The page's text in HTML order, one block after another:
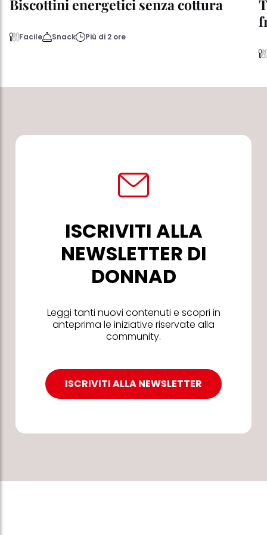
Biscottini energetici senza cottura
Facile Snack Più di 2 ore
ISCRIVITI ALLA
NEWSLETTER DI
DONNAD
Leggi tanti nuovi contenuti e scopri in
anteprima le iniziative riservate alla
community.
ISCRIVITI ALLA NEWSLETTER